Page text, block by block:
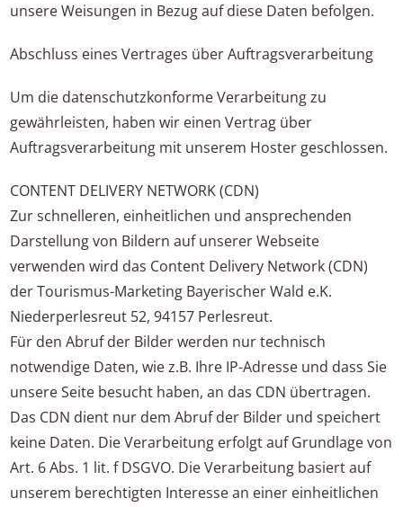
unsere Weisungen in Bezug auf diese Daten befolgen.
Abschluss eines Vertrages über Auftragsverarbeitung
Um die datenschutzkonforme Verarbeitung zu
gewährleisten, haben wir einen Vertrag über
Auftragsverarbeitung mit unserem Hoster geschlossen.
CONTENT DELIVERY NETWORK (CDN)
Zur schnelleren, einheitlichen und ansprechenden
Darstellung von Bildern auf unserer Webseite
verwenden wird das Content Delivery Network (CDN)
der Tourismus-Marketing Bayerischer Wald e.K.
Niederperlesreut 52, 94157 Perlesreut.
Für den Abruf der Bilder werden nur technisch
notwendige Daten, wie z.B. Ihre IP-Adresse und dass Sie
unsere Seite besucht haben, an das CDN übertragen.
Das CDN dient nur dem Abruf der Bilder und speichert
keine Daten. Die Verarbeitung erfolgt auf Grundlage von
Art. 6 Abs. 1 lit. f DSGVO. Die Verarbeitung basiert auf
unserem berechtigten Interesse an einer einheitlichen